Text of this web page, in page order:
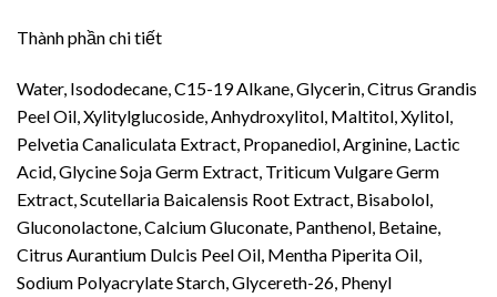
Thành phần chi tiết
Water, Isododecane, C15-19 Alkane, Glycerin, Citrus Grandis
Peel Oil, Xylitylglucoside, Anhydroxylitol, Maltitol, Xylitol,
Pelvetia Canaliculata Extract, Propanediol, Arginine, Lactic
Acid, Glycine Soja Germ Extract, Triticum Vulgare Germ
Extract, Scutellaria Baicalensis Root Extract, Bisabolol,
Gluconolactone, Calcium Gluconate, Panthenol, Betaine,
Citrus Aurantium Dulcis Peel Oil, Mentha Piperita Oil,
Sodium Polyacrylate Starch, Glycereth-26, Phenyl